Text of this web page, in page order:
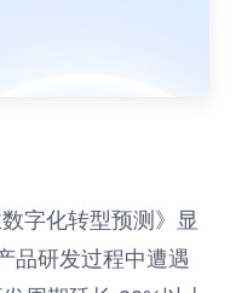
字化转型预测》显
品研发过程中遭遇